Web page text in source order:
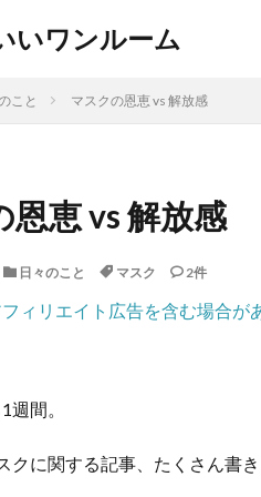
いワンルーム
こと マスクの恩恵 vs 解放感
恩恵 vs 解放感
日々のこと マスク 2件
ィリエイト広告を含む場合が
週間。
クに関する記事、たくさん書き